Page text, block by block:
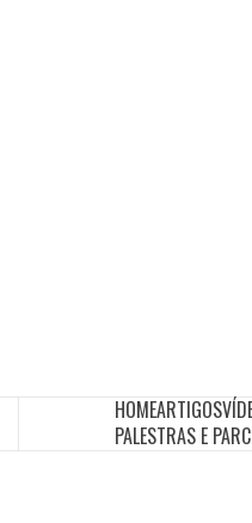
HOMEARTIGOS
PALESTRAS E